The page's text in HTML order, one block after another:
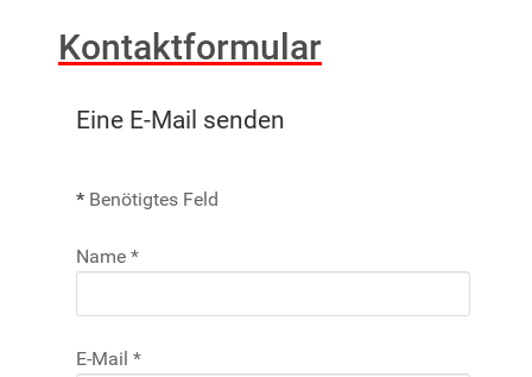
Kontaktformular
Eine E-Mail senden
* Benötigtes Feld
Name *
E-Mail *